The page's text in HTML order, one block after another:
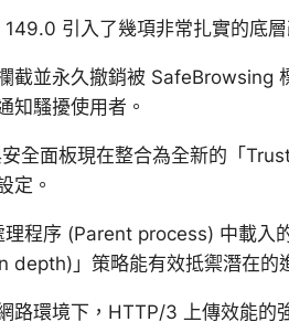
引入了幾項非常扎實的底層
截並永久撤銷被 SafeBrowsing
知騷擾使用者。
全面板現在整合為全新的「
定。
程序 (Parent process) 中載入
」策略能有效抵禦潛在的
路環境下，HTTP/3 上傳效能的